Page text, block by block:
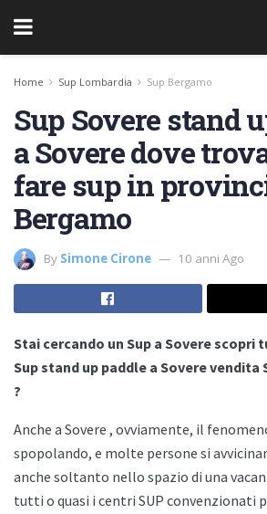
Home Sup Lombardia Sup Bergamo
Sup Sovere stand
a Sovere dove
fare sup in
Bergamo
By Simone Cirone 10 anni Ago
Stai cercando un Sup a Sovere
Sup stand up paddle a Sovere vendita
?
Anche a Sovere , ovviamente, il
spopolando, e molte persone si
anche soltanto nello spazio di una
tutti o quasi i centri SUP convenzionati